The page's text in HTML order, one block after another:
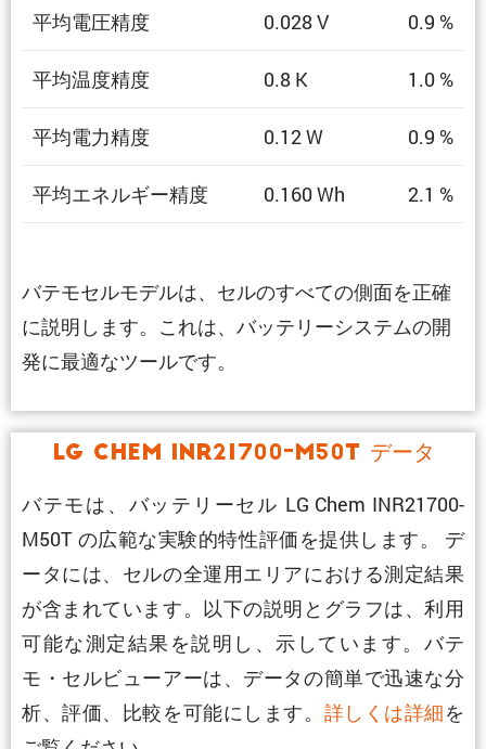
平均電圧精度 0.028 V 0.9 %
平均温度精度 0.8 K 1.0 %
平均電力精度 0.12 W 0.9 %
平均エネルギー精度 0.160 Wh 2.1 %
バテモセルモデルは、セルのすべての側面を正確
に説明します。これは、バッテリーシステムの開
発に最適なツールです。
LG Chem INR21700-M50T データ
バテモは、バッテリーセル LG Chem INR21700-
M50T の広範な実験的特性評価を提供します。 デ
ータには、セルの全運用エリアにおける測定結果
が含まれています。以下の説明とグラフは、利用
可能な測定結果を説明し、示しています。バテ
モ・セルビューアーは、データの簡単で迅速な分
析、評価、比較を可能にします。 詳しくは詳細を